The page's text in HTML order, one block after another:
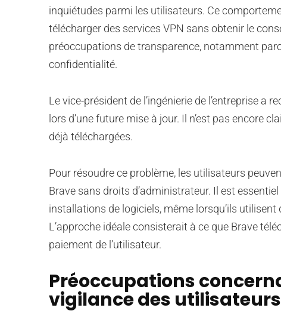
inquiétudes parmi les utilisateurs. Ce
télécharger des services VPN sans obtenir le
préoccupations de transparence, notamment
confidentialité.
Le vice-président de l’ingénierie de l’entreprise
lors d’une future mise à jour. Il n’est pas encore
déjà téléchargées.
Pour résoudre ce problème, les utilisateurs
Brave sans droits d’administrateur. Il est
installations de logiciels, même lorsqu’ils
L’approche idéale consisterait à ce que Brave
paiement de l’utilisateur.
Préoccupations
vigilance des utilisateurs